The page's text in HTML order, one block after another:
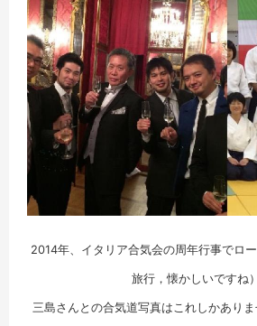
2014年、イタリア合気会の周年行事でロ
旅行，懐かしいですね）
三島さんとの合気道写真はこれしかあり